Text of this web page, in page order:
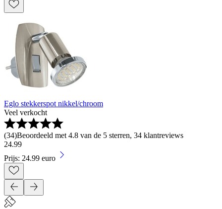
Eglo stekkerspot nikkel/chroom
Veel verkocht
(34)Beoordeeld met 4.8 van de 5 sterren, 34 klantreviews
24.99
Prijs: 24.99 euro